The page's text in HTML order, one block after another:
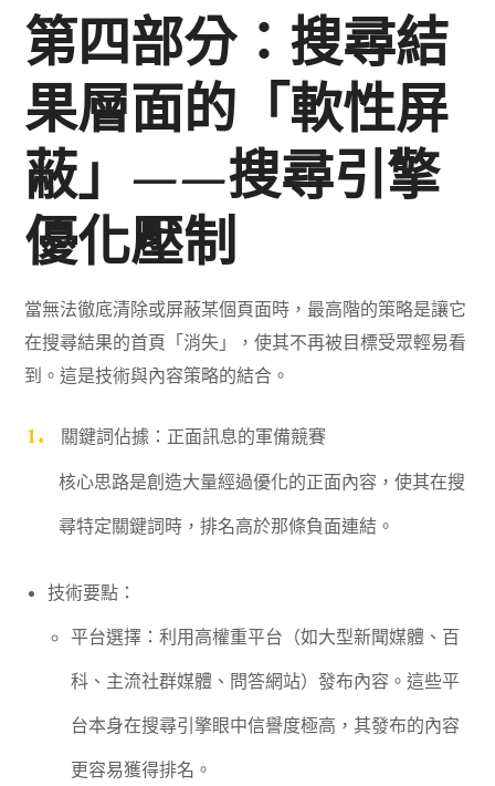
第四部分：搜尋結
果層面的「軟性屏
蔽」——搜尋引擎
優化壓制
當無法徹底清除或屏蔽某個頁面時，最高階的策略是讓它
在搜尋結果的首頁「消失」，使其不再被目標受眾輕易看
到。這是技術與內容策略的結合。
關鍵詞佔據：正面訊息的軍備競賽
核心思路是創造大量經過優化的正面內容，使其在搜
尋特定關鍵詞時，排名高於那條負面連結。
技術要點：
平台選擇：利用高權重平台（如大型新聞媒體、百
科、主流社群媒體、問答網站）發布內容。這些平
台本身在搜尋引擎眼中信譽度極高，其發布的內容
更容易獲得排名。